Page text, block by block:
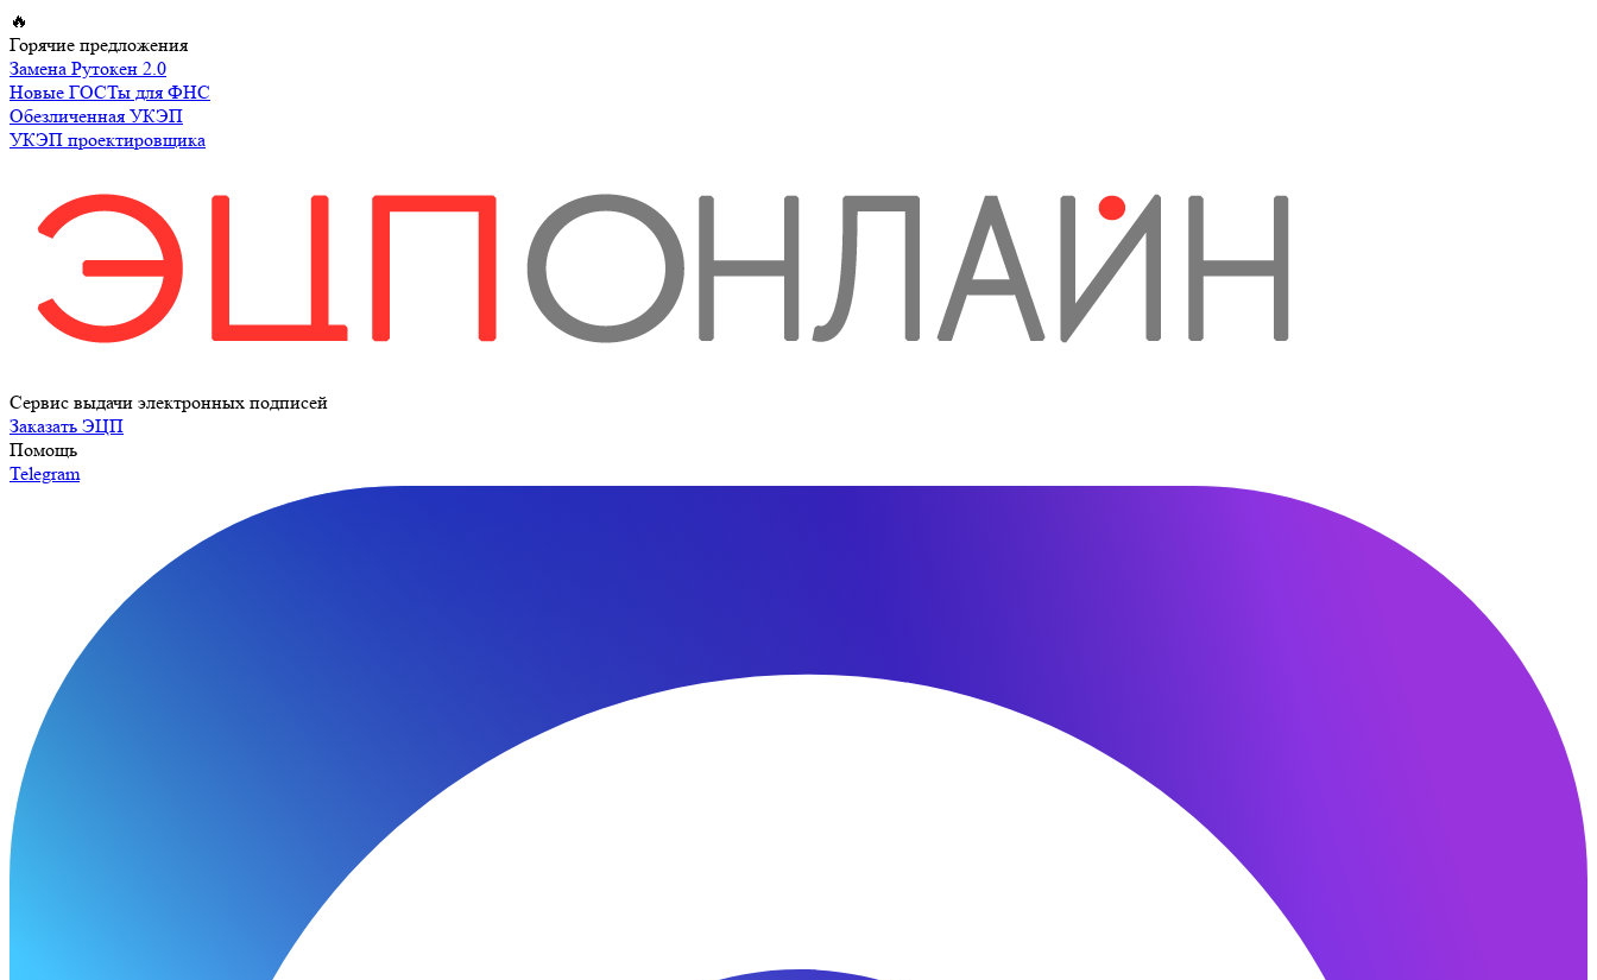
Перейти
к
содержимому
🔥
Горячие предложения
Замена Рутокен 2.0
Новые ГОСТы для ФНС
Обезличенная УКЭП
УКЭП проектировщика
Сервис выдачи электронных подписей
Заказать ЭЦП
Помощь
Telegram